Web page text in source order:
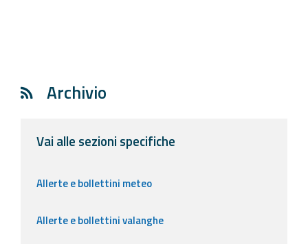
Archivio
Vai alle sezioni specifiche
Allerte e bollettini meteo
Allerte e bollettini valanghe